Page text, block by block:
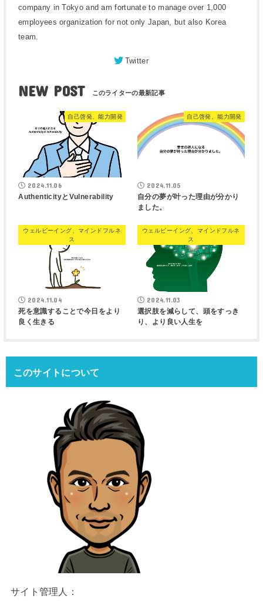
company in Tokyo and am fortunate to manage over 1,000
employees organization for not only Japan, but also Korea
team.
Twitter
NEW POST
自己啓発、能力開発
2024.11.06
AuthenticityとVulnerability
自己啓発、能力開発
2024.11.05
自分の夢が叶った理由が分かり
ました。
ウェルビーイング、マインドフルネ
ス
2024.11.04
死を意識することで今日をより
良く生きる
ウェルビーイング、マインドフルネ
ス
2024.11.03
選択肢を減らして、頭をすっき
り、より良い人生を
このサイトについて
サイト管理人：